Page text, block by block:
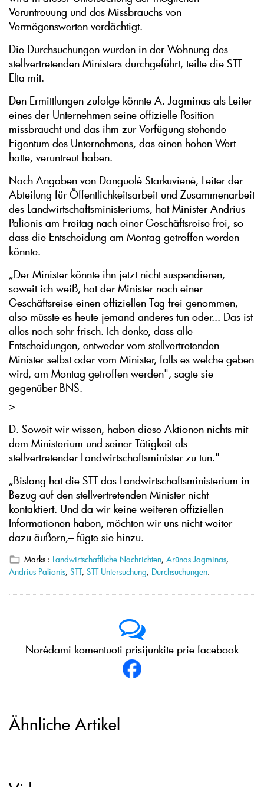
Veruntreuung und des Missbrauchs von
Vermögenswerten verdächtigt.
Die Durchsuchungen wurden in der Wohnung des
stellvertretenden Ministers durchgeführt, teilte die STT
Elta mit.
Den Ermittlungen zufolge könnte A. Jagminas als Leiter
eines der Unternehmen seine offizielle Position
missbraucht und das ihm zur Verfügung stehende
Eigentum des Unternehmens, das einen hohen Wert
hatte, veruntreut haben.
Nach Angaben von Danguolė Starkuvienė, Leiter der
Abteilung für Öffentlichkeitsarbeit und Zusammenarbeit
des Landwirtschaftsministeriums, hat Minister Andrius
Palionis am Freitag nach einer Geschäftsreise frei, so
dass die Entscheidung am Montag getroffen werden
könnte.
„Der Minister könnte ihn jetzt nicht suspendieren,
soweit ich weiß, hat der Minister nach einer
Geschäftsreise einen offiziellen Tag frei genommen,
also müsste es heute jemand anderes tun oder... Das ist
alles noch sehr frisch. Ich denke, dass alle
Entscheidungen, entweder vom stellvertretenden
Minister selbst oder vom Minister, falls es welche geben
wird, am Montag getroffen werden", sagte sie
gegenüber BNS.
>
D. Soweit wir wissen, haben diese Aktionen nichts mit
dem Ministerium und seiner Tätigkeit als
stellvertretender Landwirtschaftsminister zu tun."
„Bislang hat die STT das Landwirtschaftsministerium in
Bezug auf den stellvertretenden Minister nicht
kontaktiert. Und da wir keine weiteren offiziellen
Informationen haben, möchten wir uns nicht weiter
dazu äußern,– fügte sie hinzu.
Marks : Landwirtschaftliche Nachrichten, Arūnas Jagminas,
Andrius Palionis, STT, STT Untersuchung, Durchsuchungen.
Norėdami komentuoti prisijunkite prie facebook
Ähnliche Artikel